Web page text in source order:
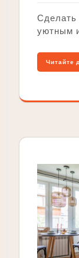
Сделать
уютным
Читайте